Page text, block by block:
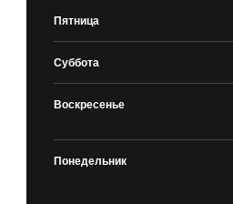
Пятница
Суббота
Воскресенье
Понедельник